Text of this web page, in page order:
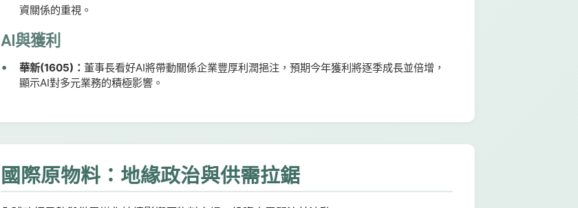
資關係的重視。
AI與獲利
華新(1605)： 董事長看好AI將帶動關係企業豐厚利潤挹注，預期今年獲利將逐季成長並倍增，
顯示AI對多元業務的積極影響。
國際原物料：地緣政治與供需拉鋸